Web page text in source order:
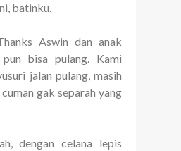
batinku.
Aswin dan anak
bisa pulang. Kami
jalan pulang, masih
gak separah yang
dengan celana lepis